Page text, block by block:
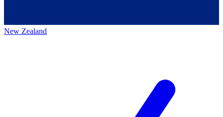
New Zealand